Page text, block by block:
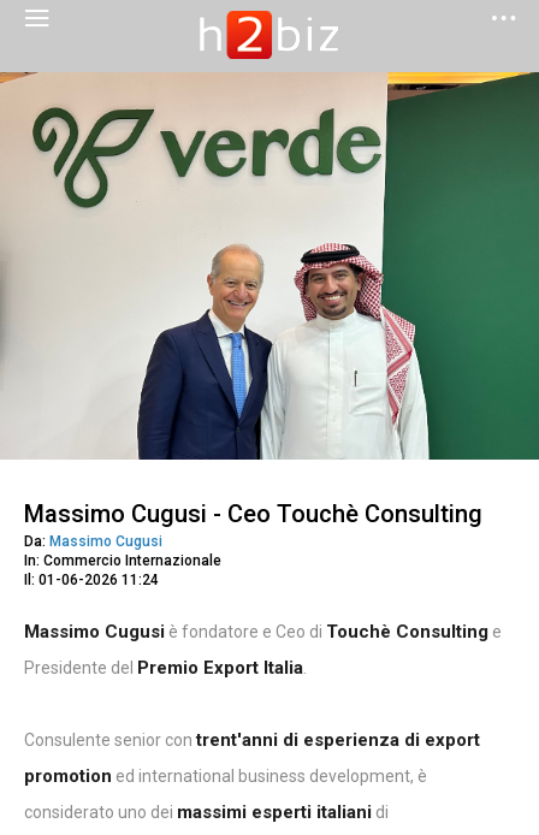
Massimo Cugusi - Ceo Touchè Consulting
Da: Massimo Cugusi
In: Commercio Internazionale
Il: 01-06-2026 11:24
Massimo Cugusi è fondatore e Ceo di Touchè Consulting e
Presidente del Premio Export Italia
Consulente senior contrent'anni di esperienza di export
promotion ed international business development, è
considerato uno dei massimi esperti italiani di